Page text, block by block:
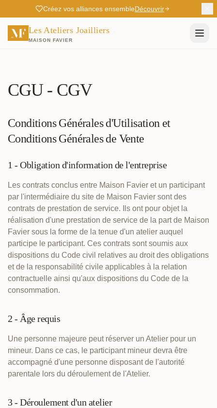
Créez vos alliances ensembleDécouvrir
Les Ateliers Joailliers
MAISON FAVIER
CGU - CGV
Conditions Générales d'Utilisation et
Conditions Générales de Vente
1 - Obligation d'information de l'entreprise
Les contrats conclus entre Maison Favier et un participant
par l'intermédiaire du site de Maison Favier sont des
contrats de prestation de service. Ils ont pour objet la
réalisation d'une prestation de service de la part de Maison
Favier sous la forme de la tenue d'un atelier auquel
participe le participant. Ces contrats sont soumis aux
dispositions du Code civil relatives au droit des obligations
et de la responsabilité civile applicables à la relation
contractuelle ainsi qu'aux dispositions du Code de la
consommation.
2 - Âge requis
Une personne majeure peut réserver un Atelier pour un
mineur. Dans ce cas, le participant mineur devra être
accompagné d'une personne disposant de l'autorité
parentale lors du déroulement de l'Atelier.
3 - Déroulement d'un atelier